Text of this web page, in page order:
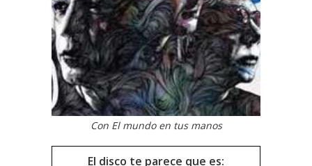
Con El mundo en tus manos
El disco te parece que es: